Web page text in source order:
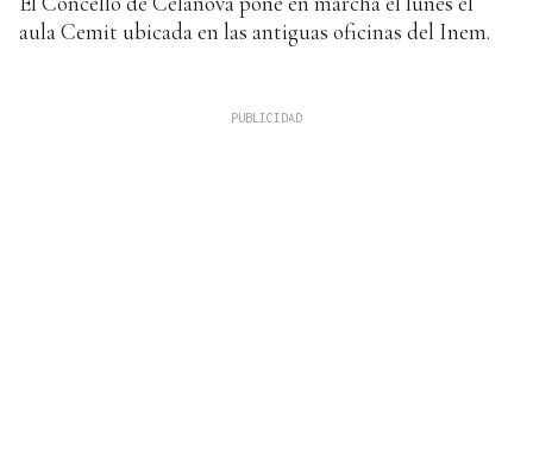
aula Cemit ubicada en las antiguas oficinas del Inem.